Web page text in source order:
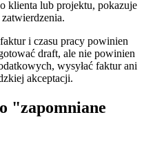
klienta lub projektu, pokazuje
i czasu pracy powinien
draft, ale nie powinien
wysyłać faktur ani
akceptacji.
"zapomniane